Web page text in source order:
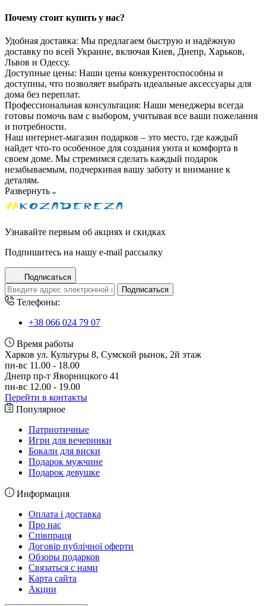
Почему стоит купить у нас?
Удобная доставка: Мы предлагаем быструю и надёжную
доставку по всей Украине, включая Киев, Днепр, Харьков,
Львов и Одессу.
Доступные цены: Наши цены конкурентоспособны и
доступны, что позволяет выбрать идеальные аксессуары для
дома без переплат.
Профессиональная консультация: Наши менеджеры всегда
готовы помочь вам с выбором, учитывая все ваши пожелания
и потребности.
Наш интернет-магазин подарков – это место, где каждый
найдет что-то особенное для создания уюта и комфорта в
своем доме. Мы стремимся сделать каждый подарок
незабываемым, подчеркивая вашу заботу и внимание к
деталям.
Развернуть
Узнавайте первым об акциях и скидках
Подпишитесь на нашу e-mail рассылку
Подписаться
Подписаться
Телефоны:
+38 066 024 79 07
Время работы
Харков ул. Культуры 8, Сумской рынок, 2й этаж
пн-вс 11.00 - 18.00
Днепр пр-т Яворницкого 41
пн-вс 12.00 - 19.00
Перейти в контакты
Популярное
Патриотичные
Игри для вечеринки
Бокали для виски
Подарок мужчине
Подарок девушке
Информация
Оплата і доставка
Про нас
Співпраця
Договір публічної оферти
Обзоры подарков
Связаться с нами
Карта сайта
Акции